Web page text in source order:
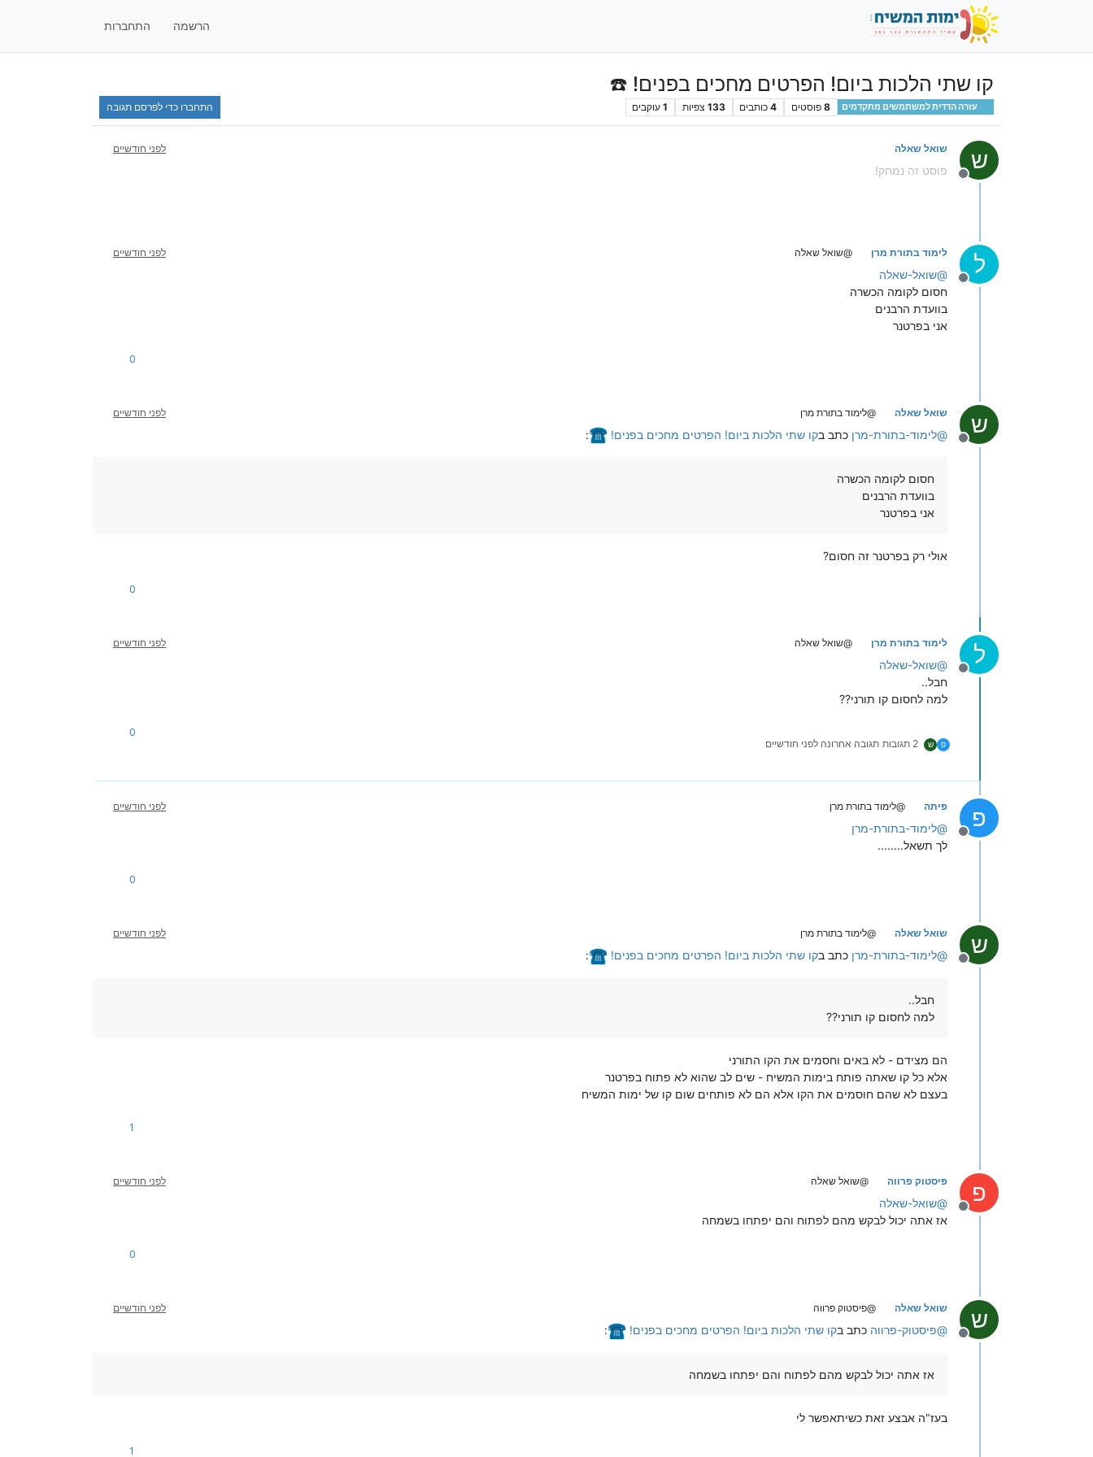
הרשמה התחברות
קו שתי הלכות ביום! הפרטים מחכים בפנים! ☎️
עזרה הדדית למשתמשים מתקדמים 8 פוסטים 4 כותבים 133 צפיות 1 עוקבים התחברו כדי לפרסם תגובה
ש
מנותק
שואל שאלה לפני חודשיים
פוסט זה נמחק!
ל
מנותק
לימוד בתורת מרן @שואל שאלה לפני חודשיים
@שואל-שאלה
חסום לקומה הכשרה
בוועדת הרבנים
אני בפרטנר
0
ש
מנותק
שואל שאלה @לימוד בתורת מרן לפני חודשיים
@לימוד-בתורת-מרן כתב בקו שתי הלכות ביום! הפרטים מחכים בפנים! :
חסום לקומה הכשרה
בוועדת הרבנים
אני בפרטנר
אולי רק בפרטנר זה חסום?
0
ל
מנותק
לימוד בתורת מרן @שואל שאלה לפני חודשיים
@שואל-שאלה
חבל..
למה לחסום קו תורני??
פ ש 2 תגובות תגובה אחרונה לפני חודשיים
0
פ
מנותק
פיתה @לימוד בתורת מרן לפני חודשיים
@לימוד-בתורת-מרן
לך תשאל........
0
ש
מנותק
שואל שאלה @לימוד בתורת מרן לפני חודשיים
@לימוד-בתורת-מרן כתב בקו שתי הלכות ביום! הפרטים מחכים בפנים! :
חבל..
למה לחסום קו תורני??
הם מצידם - לא באים וחסמים את הקו התורני
אלא כל קו שאתה פותח בימות המשיח - שים לב שהוא לא פתוח בפרטנר
בעצם לא שהם חוסמים את הקו אלא הם לא פותחים שום קו של ימות המשיח
1
פ
מנותק
פיסטוק פרווה @שואל שאלה לפני חודשיים
@שואל-שאלה
אז אתה יכול לבקש מהם לפתוח והם יפתחו בשמחה
0
ש
מנותק
שואל שאלה @פיסטוק פרווה לפני חודשיים
@פיסטוק-פרווה כתב בקו שתי הלכות ביום! הפרטים מחכים בפנים! :
אז אתה יכול לבקש מהם לפתוח והם יפתחו בשמחה
בעז"ה אבצע זאת כשיתאפשר לי
1